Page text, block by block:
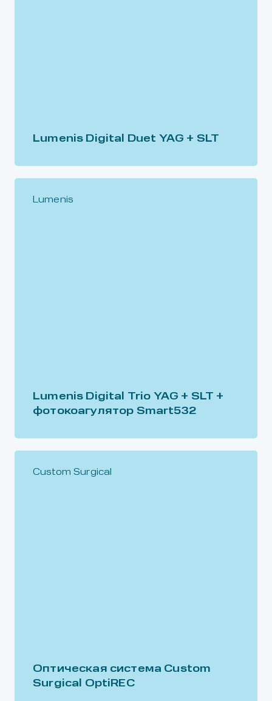
Lumenis Digital Duet YAG + SLT
Lumenis
Lumenis Digital Trio YAG + SLT +
фотокоагулятор Smart532
Custom Surgical
Оптическая система Custom
Surgical OptiREC